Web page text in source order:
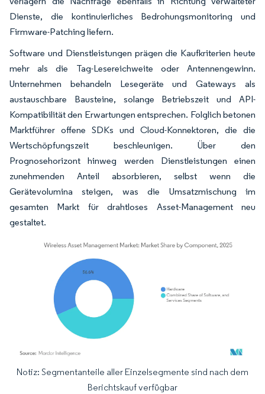
Dienste, die kontinuierliches Bedrohungsmonitoring und
Firmware-Patching liefern.
Software und Dienstleistungen prägen die Kaufkriterien heute
mehr als die Tag-Lesereichweite oder Antennengewinn.
Unternehmen behandeln Lesegeräte und Gateways als
austauschbare Bausteine, solange Betriebszeit und API-
Kompatibilität den Erwartungen entsprechen. Folglich betonen
Marktführer offene SDKs und Cloud-Konnektoren, die die
Wertschöpfungszeit beschleunigen. Über den
Prognosehorizont hinweg werden Dienstleistungen einen
zunehmenden Anteil absorbieren, selbst wenn die
Gerätevolumina steigen, was die Umsatzmischung im
gesamten Markt für drahtloses Asset-Management neu
gestaltet.
Bild © Mordor Intelligence. Wiederverwendung erfordert Namensnennung
Notiz: Segmentanteile aller Einzelsegmente sind nach dem
Berichtskauf verfügbar